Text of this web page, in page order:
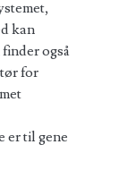
kan
også
for
er til gene